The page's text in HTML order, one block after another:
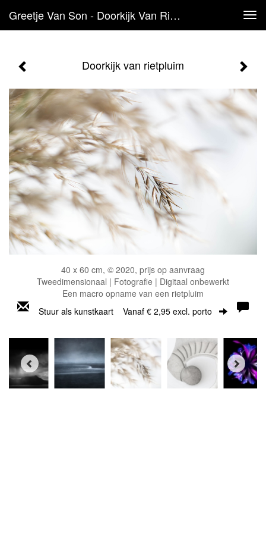
Greetje Van Son - Doorkijk Van Rietpluim
Doorkijk van rietpluim
40 x 60 cm, © 2020, prijs op aanvraag
Tweedimensionaal | Fotografie | Digitaal onbewerkt
Een macro opname van een rietpluim
Stuur als kunstkaart Vanaf € 2,95 excl. porto